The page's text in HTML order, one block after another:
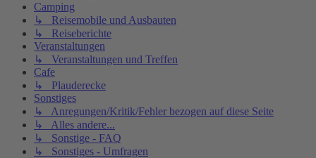
Camping
↳ Reisemobile und Ausbauten
↳ Reiseberichte
Veranstaltungen
↳ Veranstaltungen und Treffen
Cafe
↳ Plauderecke
Sonstiges
↳ Anregungen/Kritik/Fehler bezogen auf diese Seite
↳ Alles andere...
↳ Sonstige - FAQ
↳ Sonstiges - Umfragen